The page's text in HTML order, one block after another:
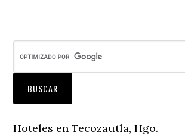
Hoteles en Tecozautla, Hgo.